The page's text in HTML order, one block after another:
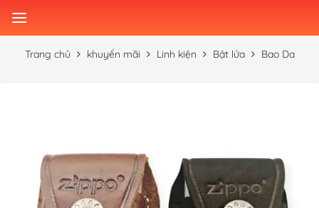
Trang chủ khuyến mãi Linh kiện Bật lửa Bao Da